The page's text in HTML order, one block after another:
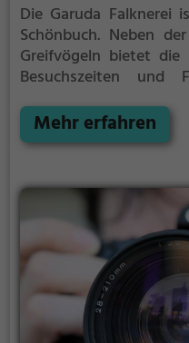
Die Garuda Falknerei
Schönbuch. Neben
Greifvögeln bietet die
Besuchszeiten und
der Website
Mehr erfahren